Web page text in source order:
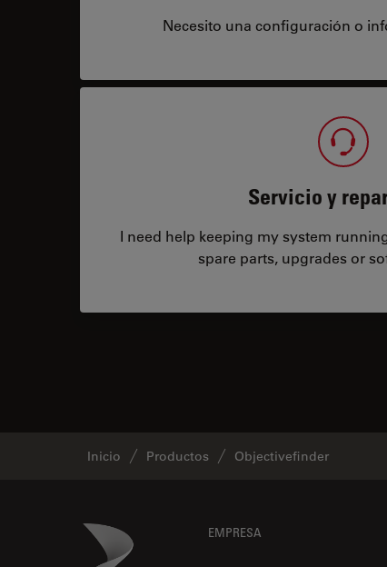
Necesito una configuración o
Servicio y
I need help keeping my system
spare parts, upgrades or
Inicio Productos Objectivefinder
Danaher Logo EMPRESA